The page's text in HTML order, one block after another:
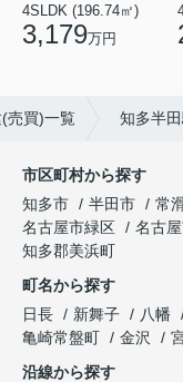
4SLDK (196.74㎡)
3,179万円
売買)一覧 知多半
市区町村から探す
知多市
半田市 常
名古屋市緑区
名古
知多郡美浜町
町名から探す
日長
新舞子 八幡
亀崎常盤町
金沢
沿線から探す